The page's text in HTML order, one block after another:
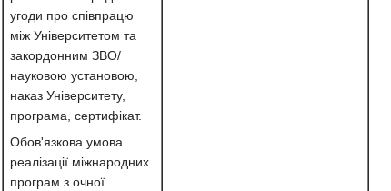
угоди про співпрацю
між Університетом та
закордонним ЗВО/
науковою установою,
наказ Університету,
програма, сертифікат.
Обов'язкова умова
реалізації міжнародних
програм з очної